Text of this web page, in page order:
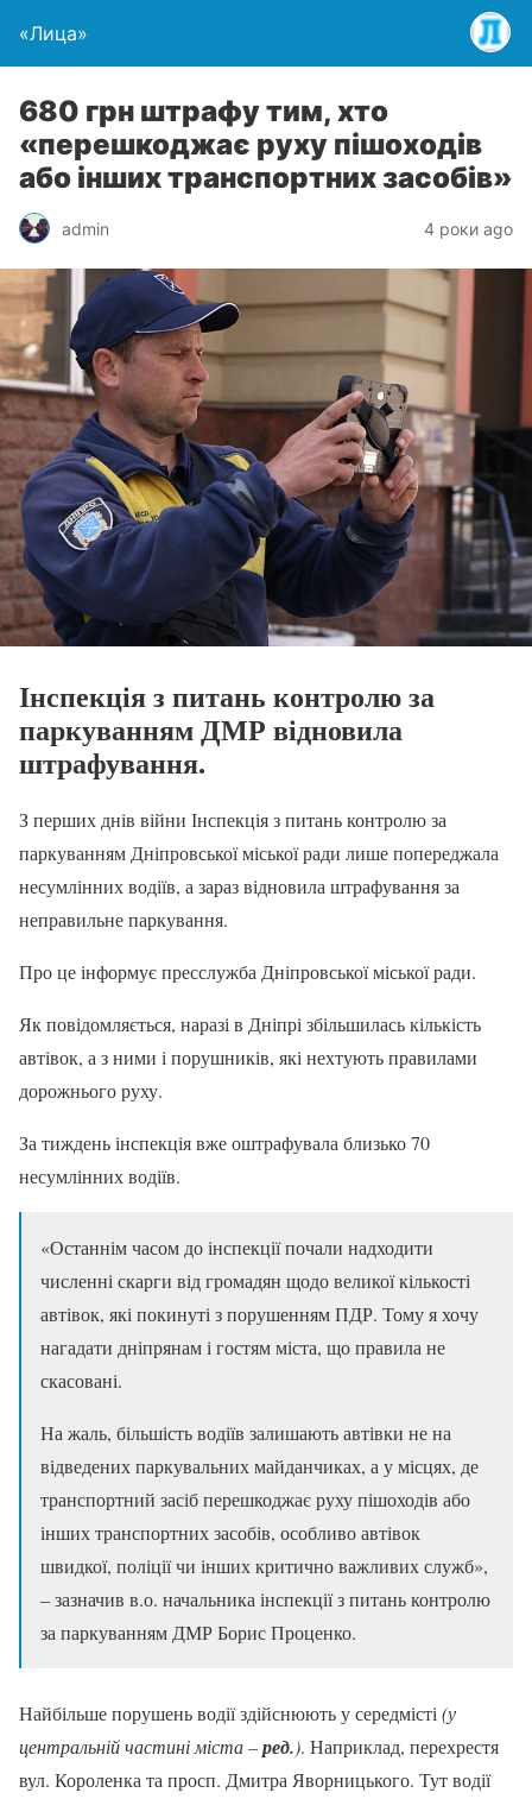
«Лица»
680 грн штрафу тим, хто
«перешкоджає руху пішоходів
або інших транспортних засобів»
admin 4 роки ago
Інспекція з питань контролю за
паркуванням ДМР відновила
штрафування.
З перших днів війни Інспекція з питань контролю за
паркуванням Дніпровської міської ради лише попереджала
несумлінних водіїв, а зараз відновила штрафування за
неправильне паркування.
Про це інформує пресслужба Дніпровської міської ради.
Як повідомляється, наразі в Дніпрі збільшилась кількість
автівок, а з ними і порушників, які нехтують правилами
дорожнього руху.
За тиждень інспекція вже оштрафувала близько 70
несумлінних водіїв.
«Останнім часом до інспекції почали надходити
численні скарги від громадян щодо великої кількості
автівок, які покинуті з порушенням ПДР. Тому я хочу
нагадати дніпрянам і гостям міста, що правила не
скасовані.
На жаль, більшість водіїв залишають автівки не на
відведених паркувальних майданчиках, а у місцях, де
транспортний засіб перешкоджає руху пішоходів або
інших транспортних засобів, особливо автівок
швидкої, поліції чи інших критично важливих служб»,
– зазначив в.о. начальника інспекції з питань контролю
за паркуванням ДМР Борис Проценко.
Найбільше порушень водії здійснюють у середмісті (у
центральній частині міста –ред.). Наприклад, перехрестя
вул. Короленка та просп. Дмитра Яворницького. Тут водії